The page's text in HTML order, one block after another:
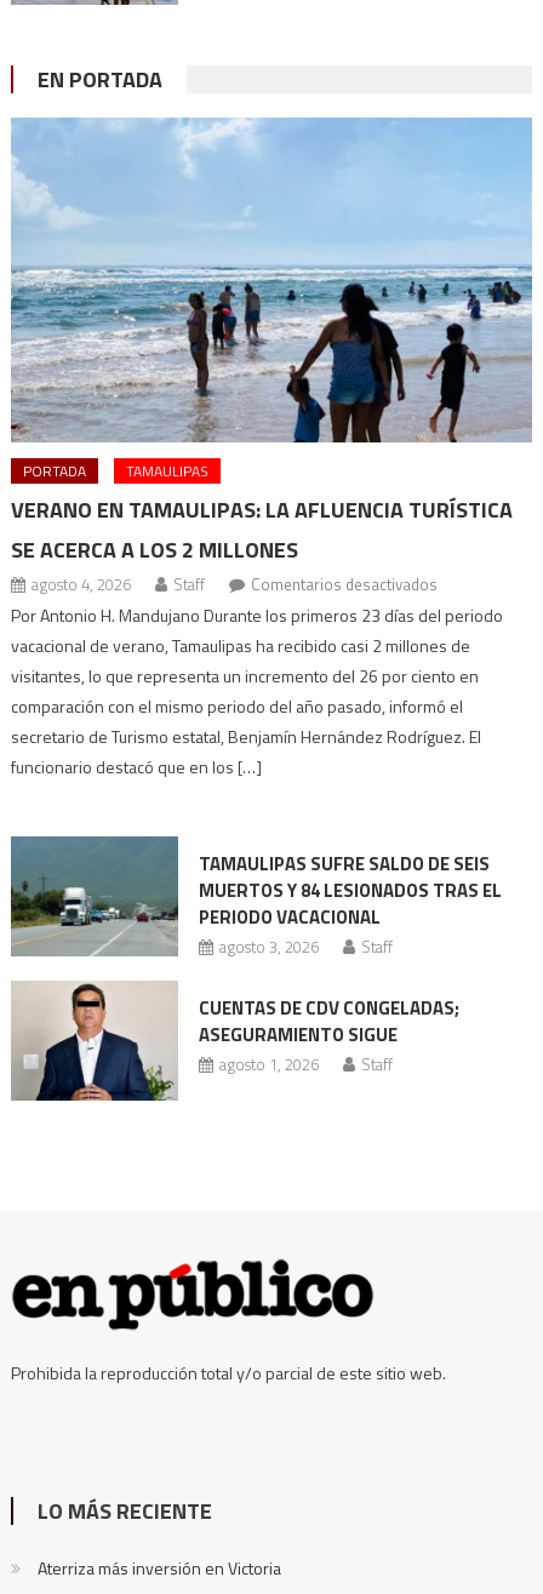
EN PORTADA
PORTADA TAMAULIPAS
VERANO EN TAMAULIPAS: LA AFLUENCIA TURÍSTICA
SE ACERCA A LOS 2 MILLONES
agosto 4, 2026 Staff Comentarios desactivadosen
Verano
en
Tamaulipas:
la
turística
los
2
Por Antonio H. Mandujano Durante los primeros 23 días del periodo
vacacional de verano, Tamaulipas ha recibido casi 2 millones de
visitantes, lo que representa un incremento del 26 por ciento en
comparación con el mismo periodo del año pasado, informó el
secretario de Turismo estatal, Benjamín Hernández Rodríguez. El
funcionario destacó que en los […]
TAMAULIPAS SUFRE SALDO DE SEIS
MUERTOS Y 84 LESIONADOS TRAS EL
PERIODO VACACIONAL
agosto 3, 2026 Staff
CUENTAS DE CDV CONGELADAS;
ASEGURAMIENTO SIGUE
agosto 1, 2026 Staff
Prohibida la reproducción total y/o parcial de este sitio web.
LO MÁS RECIENTE
Aterriza más inversión en Victoria